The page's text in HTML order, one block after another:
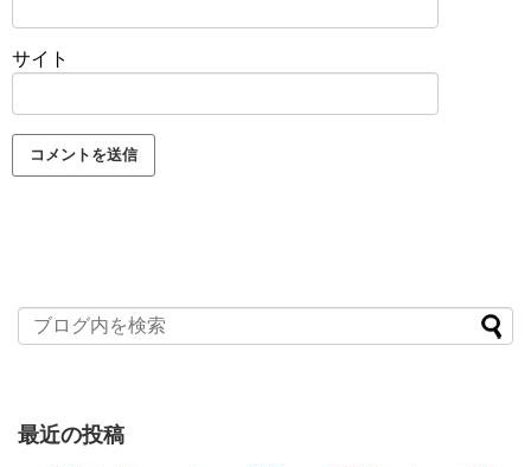
サイト
最近の投稿